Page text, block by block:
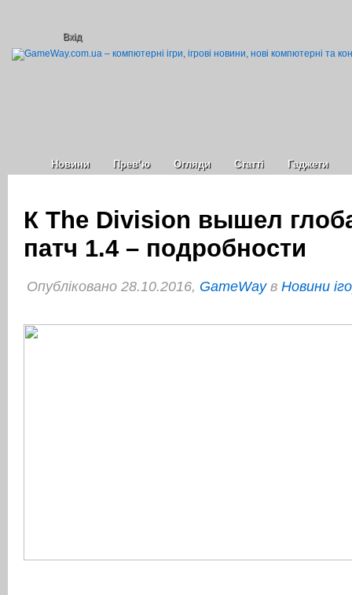
Вхід
Новини Прев’ю Огляди Статті Гаджети
К The Division вышел
патч 1.4 – подробности
Опубліковано 28.10.2016, GameWayв Новини